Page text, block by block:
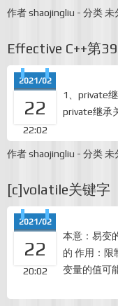
作者shaojingliu - 分类未
Effective C++第
2021/02
22
22:02
1、private
private继承
作者shaojingliu - 分类未
[c]volatile关键字
2021/02
22
20:02
本意：易变
的 作用：限
变量的值可